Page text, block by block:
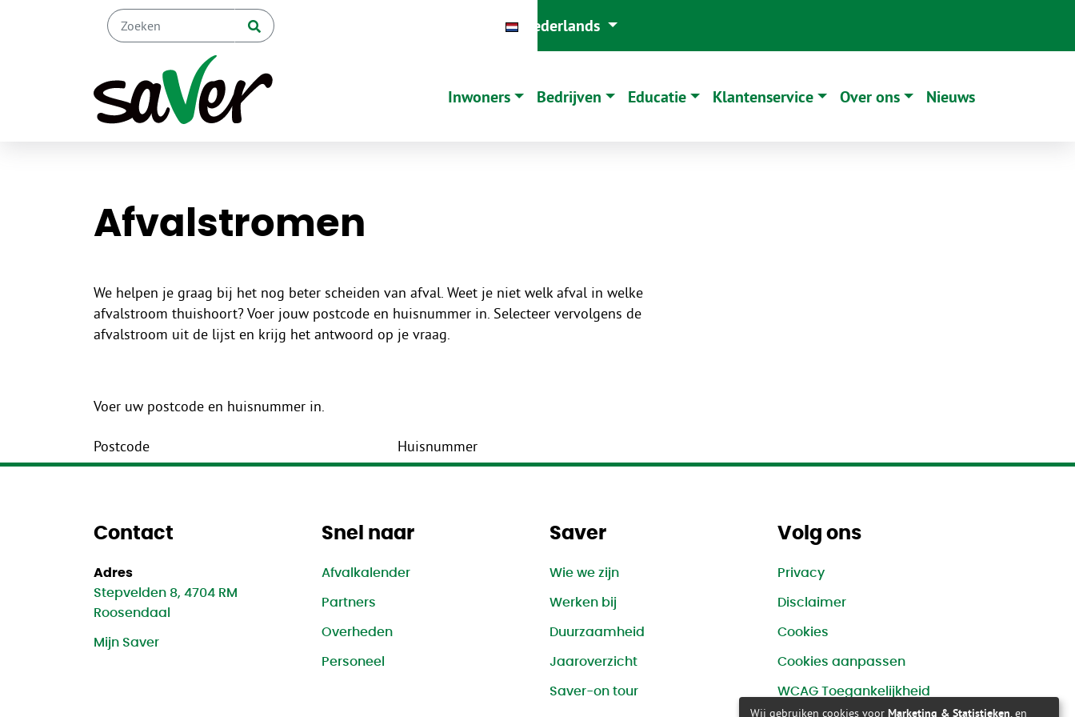
Naar hoofdinhoud Nederlands
Inwoners Bedrijven Educatie Klantenservice Over ons Nieuws
Afvalstromen
We helpen je graag bij het nog beter scheiden van afval. Weet je niet welk afval in welke
afvalstroom thuishoort? Voer jouw postcode en huisnummer in. Selecteer vervolgens de
afvalstroom uit de lijst en krijg het antwoord op je vraag.
Voer uw postcode en huisnummer in.
Postcode Huisnummer
Wat en wanneerLijst met afvalstromen en inzameldatums
Contact
Adres
Stepvelden 8, 4704 RM
Roosendaal
Mijn Saver
Snel naar
Afvalkalender
Partners
Overheden
Personeel
Saver
Wie we zijn
Werken bij
Duurzaamheid
Jaaroverzicht
Saver-on tour
Volg ons
Privacy
Disclaimer
Cookies
Cookies aanpassen
WCAG Toegankelijkheid
Wij gebruiken cookies voor Marketing & Statistieken, en